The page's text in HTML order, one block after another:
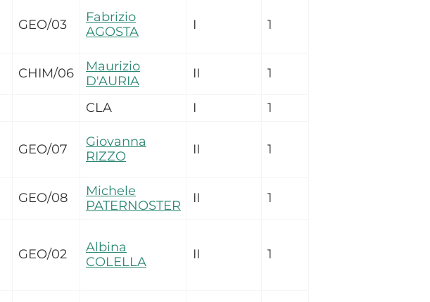
GEO/03
Fabrizio
AGOSTA
I 1
CHIM/06
Maurizio
D'AURIA
II 1
CLA I 1
GEO/07
Giovanna
RIZZO
II 1
GEO/08
Michele
PATERNOSTER
II 1
GEO/02
Albina
COLELLA
II 1